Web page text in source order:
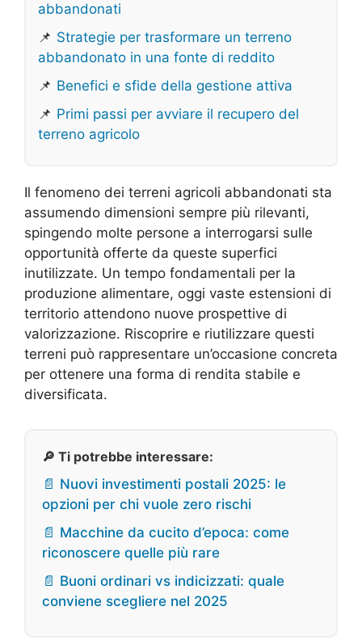
abbandonati
📌 Strategie per trasformare un terreno
abbandonato in una fonte di reddito
📌 Benefici e sfide della gestione attiva
📌 Primi passi per avviare il recupero del
terreno agricolo
Il fenomeno dei terreni agricoli abbandonati sta
assumendo dimensioni sempre più rilevanti,
spingendo molte persone a interrogarsi sulle
opportunità offerte da queste superfici
inutilizzate. Un tempo fondamentali per la
produzione alimentare, oggi vaste estensioni di
territorio attendono nuove prospettive di
valorizzazione. Riscoprire e riutilizzare questi
terreni può rappresentare un’occasione concreta
per ottenere una forma di rendita stabile e
diversificata.
🔎 Ti potrebbe interessare:
📄 Nuovi investimenti postali 2025: le
opzioni per chi vuole zero rischi
📄 Macchine da cucito d’epoca: come
riconoscere quelle più rare
📄 Buoni ordinari vs indicizzati: quale
conviene scegliere nel 2025